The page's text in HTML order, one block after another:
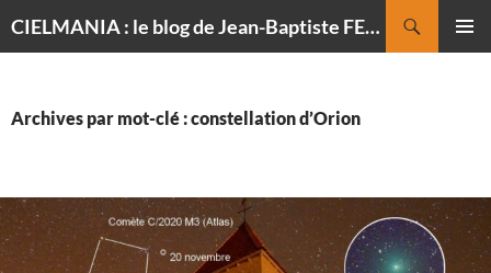
CIELMANIA : le blog de Jean-Baptiste FELDMANN, photographe du ciel
Archives par mot-clé : constellation d’Orion